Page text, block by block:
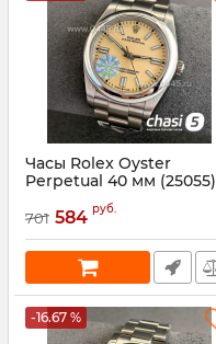
Часы Rolex Oyster
Perpetual 40 мм (25055)
25055
701 584 руб.
-16.67 %